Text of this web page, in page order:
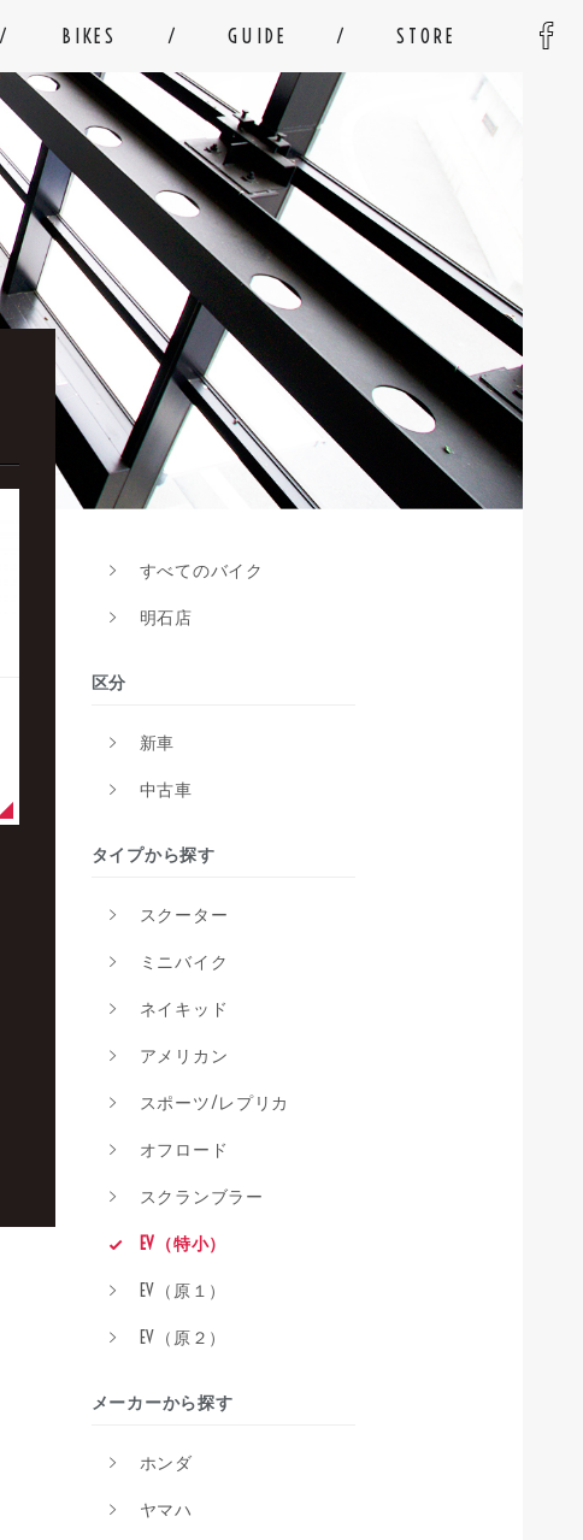
BIKES GUIDE STORE
すべてのバイク
明石店
区分
新車
中古車
タイプから探す
スクーター
ミニバイク
ネイキッド
アメリカン
スポーツ/レプリカ
オフロード
スクランブラー
EV（特小）
EV（原１）
EV（原２）
メーカーから探す
ホンダ
ヤマハ